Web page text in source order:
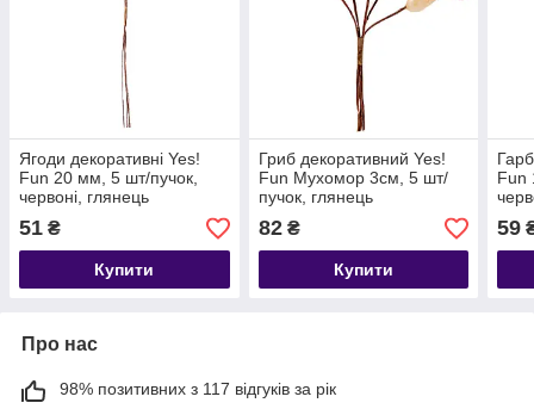
Ягоди декоративні Yes!
Fun 20 мм, 5 шт/пучок,
червоні, глянець
51 ₴
Купити
Гриб декоративний Yes!
Fun Мухомор 3см, 5 шт/
пучок, глянець
82₴
Купити
Fun
59
Про нас
98% позитивних з 117 відгуків за рік